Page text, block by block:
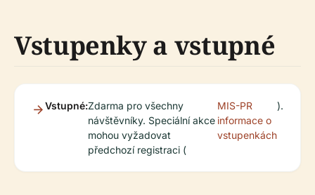
Vstupenky a vstupné
Vstupné:Zdarma pro všechny
návštěvníky. Speciální akce
mohou vyžadovat
předchozí registraci (
MIS-PR
informace o
vstupenkách
).